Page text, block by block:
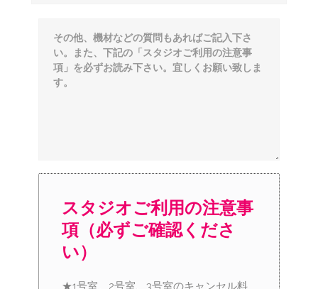
スタジオご利用の注意事
項（必ずご確認くださ
い）
★1号室、2号室、3号室のキャンセル料